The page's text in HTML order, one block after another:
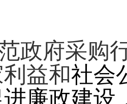
政府采购
益和社会
廉政建设